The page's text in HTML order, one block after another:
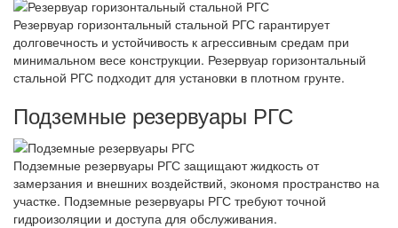
Резервуар горизонтальный стальной РГС гарантирует
долговечность и устойчивость к агрессивным средам при
минимальном весе конструкции. Резервуар горизонтальный
стальной РГС подходит для установки в плотном грунте.
Подземные резервуары РГС
Подземные резервуары РГС защищают жидкость от
замерзания и внешних воздействий, экономя пространство на
участке. Подземные резервуары РГС требуют точной
гидроизоляции и доступа для обслуживания.